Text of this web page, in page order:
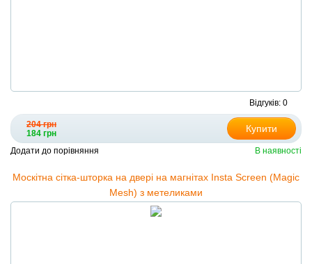
Відгуків: 0
204 грн
184 грн
Купити
Додати до порівняння В наявності
Москітна сітка-шторка на двері на магнітах Insta Screen (Magic
Mesh) з метеликами